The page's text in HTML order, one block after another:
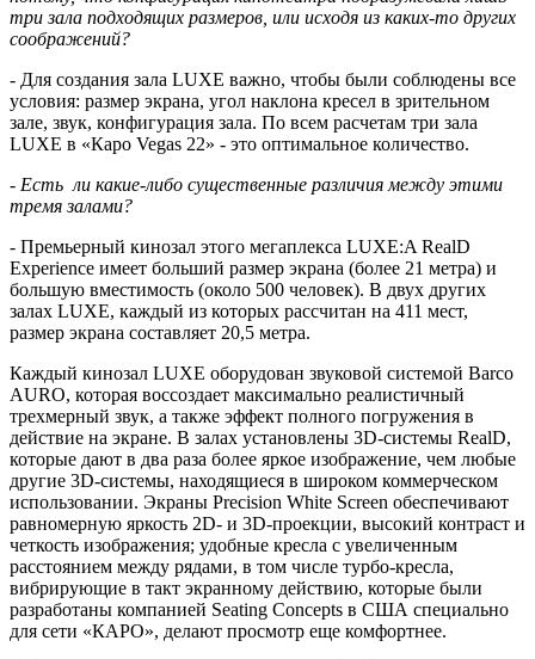
три зала подходящих размеров, или исходя из каких-то других
соображений?
- Для создания зала LUXE важно, чтобы были соблюдены все
условия: размер экрана, угол наклона кресел в зрительном
зале, звук, конфигурация зала. По всем расчетам три зала
LUXE в «Каро Vegas 22» - это оптимальное количество.
- Есть ли какие-либо существенные различия между этими
тремя залами?
- Премьерный кинозал этого мегаплекса LUXE:A RealD
Experience имеет больший размер экрана (более 21 метра) и
большую вместимость (около 500 человек). В двух других
залах LUXE, каждый из которых рассчитан на 411 мест,
размер экрана составляет 20,5 метра.
Каждый кинозал LUXE оборудован звуковой системой Barco
AURO, которая воссоздает максимально реалистичный
трехмерный звук, а также эффект полного погружения в
действие на экране. В залах установлены 3D-системы RealD,
которые дают в два раза более яркое изображение, чем любые
другие 3D-системы, находящиеся в широком коммерческом
использовании. Экраны Precision White Screen обеспечивают
равномерную яркость 2D- и 3D-проекции, высокий контраст и
четкость изображения; удобные кресла с увеличенным
расстоянием между рядами, в том числе турбо-кресла,
вибрирующие в такт экранному действию, которые были
разработаны компанией Seating Concepts в США специально
для сети «КАРО», делают просмотр еще комфортнее.